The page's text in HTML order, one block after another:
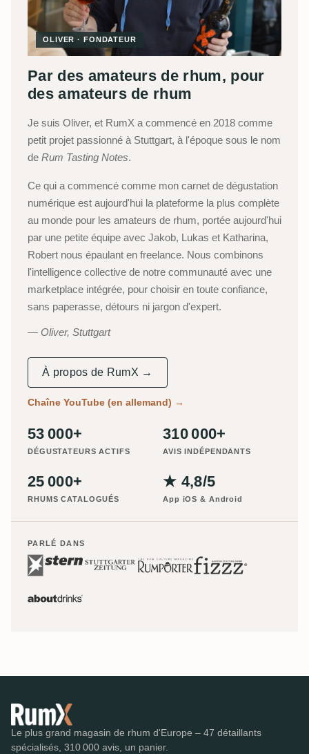
OLIVER · FONDATEUR
Par des amateurs de rhum, pour
des amateurs de rhum
Je suis Oliver, et RumX a commencé en 2018 comme
petit projet passionné à Stuttgart, à l'époque sous le nom
de Rum Tasting Notes.
Ce qui a commencé comme mon carnet de dégustation
numérique est aujourd'hui la plateforme la plus complète
au monde pour les amateurs de rhum, portée aujourd'hui
par une petite équipe avec Jakob, Lukas et Katharina,
Robert nous épaulant en freelance. Nous combinons
l'intelligence collective de notre communauté avec une
marketplace intégrée, pour choisir en toute confiance,
sans paperasse, détours ni jargon d'expert.
Oliver, Stuttgart
À propos de RumX →
Chaîne YouTube (en allemand) →
53 000+
DÉGUSTATEURS ACTIFS
310 000+
AVIS INDÉPENDANTS
25 000+
RHUMS CATALOGUÉS
★ 4,8/5
App iOS & Android
PARLÉ DANS
Le plus grand magasin de rhum d'Europe – 47 détaillants
spécialisés, 310 000 avis, un panier.